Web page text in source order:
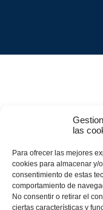
las
Para ofrecer las mejores
cookies para almacenar y/
consentimiento de estas
comportamiento de
No consentir o retirar el
ciertas características y